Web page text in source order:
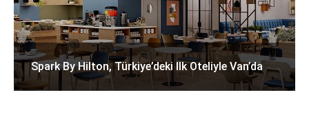
Spark By Hilton, Türkiye’deki Ilk Oteliyle Van’da